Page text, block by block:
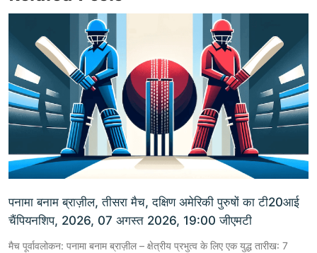
पनामा बनाम ब्राज़ील, तीसरा मैच, दक्षिण अमेरिकी पुरुषों का टी20आई
चैंपियनशिप, 2026, 07 अगस्त 2026, 19:00 जीएमटी
मैच पूर्वावलोकन: पनामा बनाम ब्राज़ील – क्षेत्रीय प्रभुत्व के लिए एक युद्ध तारीख: 7